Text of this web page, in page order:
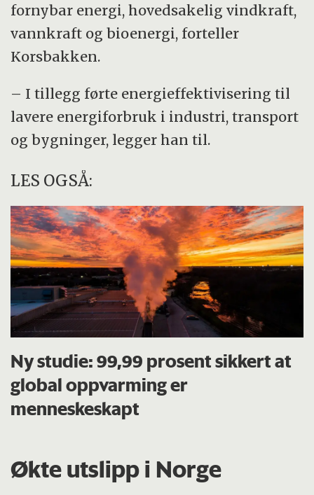
fornybar energi, hovedsakelig vindkraft,
vannkraft og bioenergi, forteller
Korsbakken.
– I tillegg førte energieffektivisering til
lavere energiforbruk i industri, transport
og bygninger, legger han til.
LES OGSÅ:
Ny studie: 99,99 prosent sikkert at
global oppvarming er
menneskeskapt
Økte utslipp i Norge